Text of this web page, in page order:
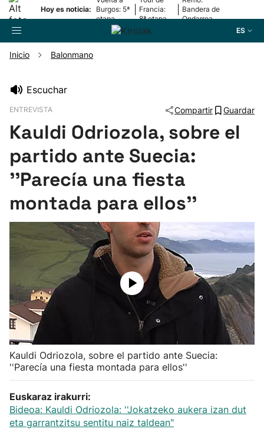
Hoy es noticia:
Burgos: 5ª
etapa
Francia:
8ª etapa
Bandera de
Ondarroa
ES
Pelota
Remo
Ciclismo
Herri-kirolak
Balonmano
Kirolak 360
Atletismo
Carreras de montaña
Inicio Balonmano
Escuchar
ENTREVISTA Compartir Guardar
Kauldi Odriozola, sobre el
partido ante Suecia:
''Parecía una fiesta
montada para ellos''
Kauldi Odriozola, sobre el partido ante Suecia:
''Parecía una fiesta montada para ellos''
Euskaraz irakurri:
Bideoa: Kauldi Odriozola: ''Jokatzeko aukera izan dut
eta garrantzitsu sentitu naiz taldean"